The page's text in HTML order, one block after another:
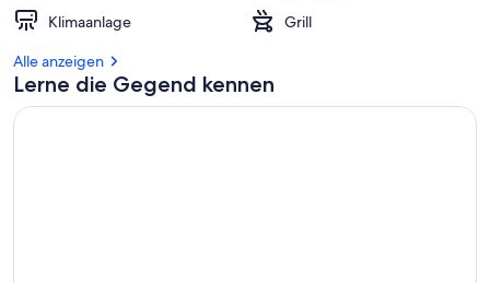
Klimaanlage
Grill
Alle anzeigen
Lerne die Gegend kennen